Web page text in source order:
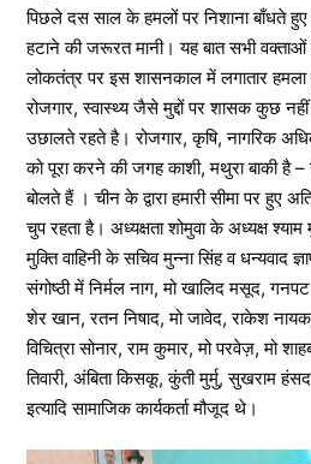
पिछले दस साल के हमलों पर निशाना बाँधते हुए
हटाने की जरूरत मानी। यह बात सभी
लोकतंत्र पर इस शासनकाल में लगातार
रोजगार, स्वास्थ्य जैसे मुद्दों पर शासक कुछ
उछालते रहते है। रोजगार, कृषि, नागरिक
को पूरा करने की जगह काशी, मथुरा बाकी है
बोलते हैं । चीन के द्वारा हमारी सीमा पर हुए
चुप रहता है। अध्यक्षता शोमुवा के अध्यक्ष
मुक्ति वाहिनी के सचिव मुन्ना सिंह व धन्यवाद
संगोष्ठी में निर्मल नाग, मो खालिद मसूद,
शेर खान, रतन निषाद, मो जावेद, राकेश नायक,
विचित्रा सोनार, राम कुमार, मो परवेज़, मो
तिवारी, अंबिता किसकू, कुंती मुर्मु, सुखराम
इत्यादि सामाजिक कार्यकर्ता मौजूद थे।